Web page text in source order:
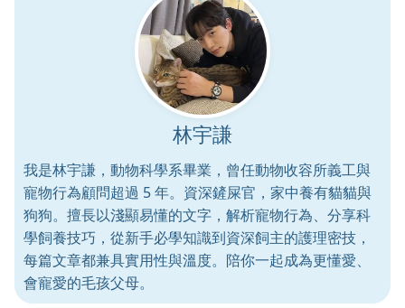
林宇謙
我是林宇謙，動物科學系畢業，曾任動物收容所義工與
寵物行為顧問超過 5 年。資深鏟屎官，家中養有貓貓與
狗狗。擅長以淺顯易懂的文字，解析寵物行為、分享科
學飼養技巧，從新手必學知識到資深飼主的護理密技，
每篇文章都兼具實用性與溫度。陪你一起成為更懂愛、
會寵愛的毛孩父母。